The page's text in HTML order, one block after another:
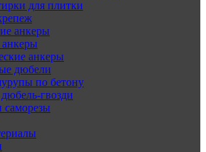
для плитки
анкеры
анкеры
дюбели
по бетону
гвозди